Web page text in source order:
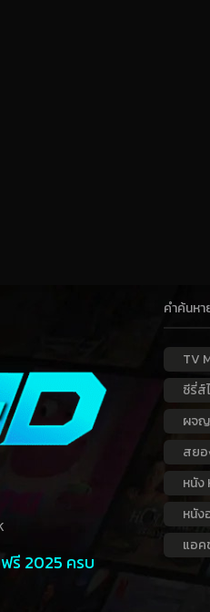
รี 2025 ครบ
คำค้นห
TV
ซีรี่ส์
ผจ
สย
หนัง
หนัง
แอค